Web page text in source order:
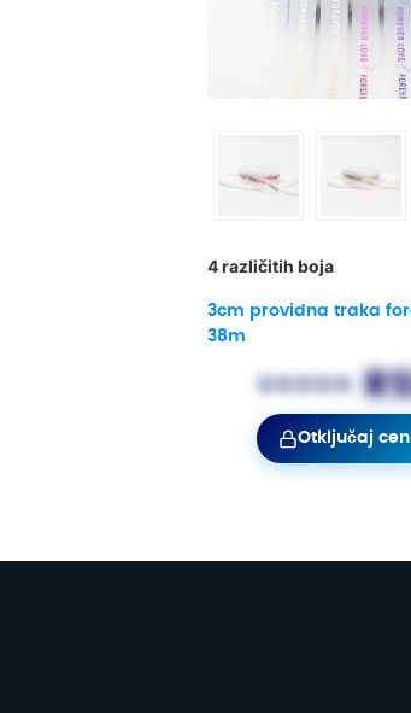
4 različitih boja
3cm providna traka
38m
•••••
Otključaj